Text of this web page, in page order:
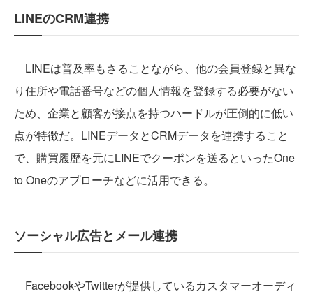
LINEのCRM連携
LINEは普及率もさることながら、他の会員登録と異な
り住所や電話番号などの個人情報を登録する必要がない
ため、企業と顧客が接点を持つハードルが圧倒的に低い
点が特徴だ。LINEデータとCRMデータを連携すること
で、購買履歴を元にLINEでクーポンを送るといったOne
to Oneのアプローチなどに活用できる。
ソーシャル広告とメール連携
FacebookやTwitterが提供しているカスタマーオーディ